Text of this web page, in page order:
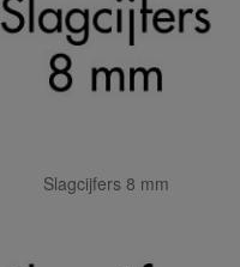
Slagcijfers 8 mm